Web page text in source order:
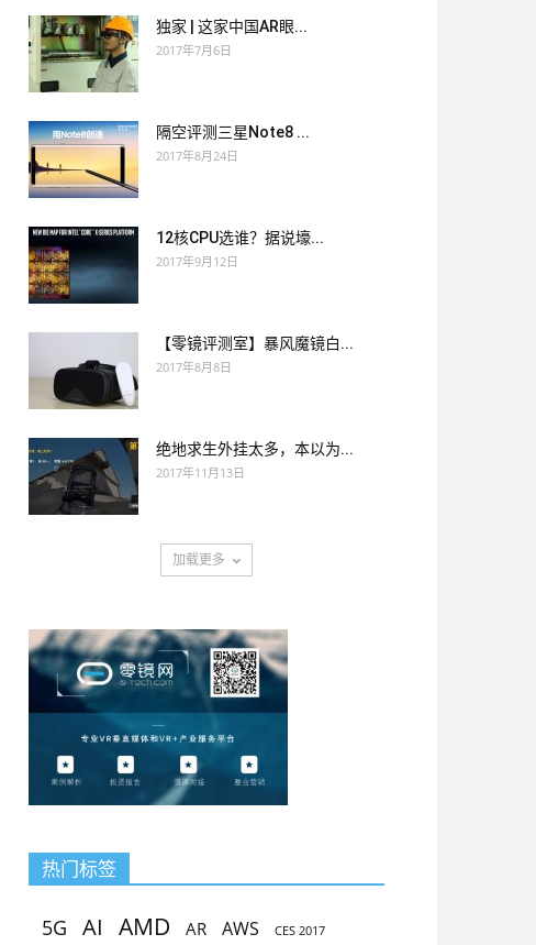
独家 | 这家中国AR眼...
2017年7月6日
隔空评测三星Note8 ...
2017年8月24日
12核CPU选谁？据说壕...
2017年9月12日
【零镜评测室】暴风魔镜白...
2017年8月8日
绝地求生外挂太多，本以为...
2017年11月13日
加载更多
热门标签
5G AI AMD AR AWS CES 2017